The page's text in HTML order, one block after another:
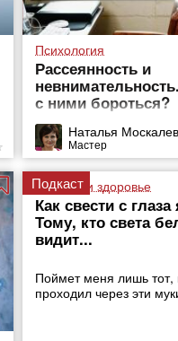
Психология
Рассеянность и
с ними бороться?
Наталья
Мастер
Подкаст
Красота и здоровье
Как свести с
Тому, кто света
видит...
Поймет меня лишь тот,
проходил через эти